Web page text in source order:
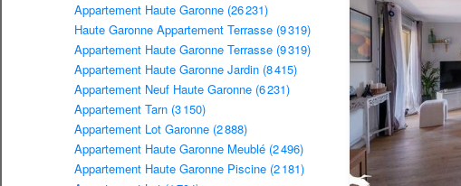
Appartement Haute Garonne (26 231)
Haute Garonne Appartement Terrasse (9 319)
Appartement Haute Garonne Terrasse (9 319)
Appartement Haute Garonne Jardin (8 415)
Appartement Neuf Haute Garonne (6 231)
Appartement Tarn (3 150)
Appartement Lot Garonne (2 888)
Appartement Haute Garonne Meublé (2 496)
Appartement Haute Garonne Piscine (2 181)